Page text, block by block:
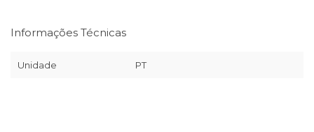
Informações Técnicas
Unidade PT